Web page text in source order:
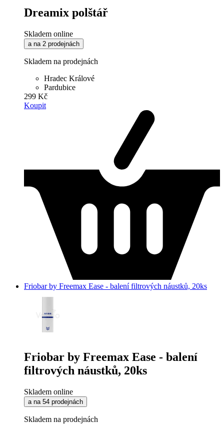
Dreamix polštář
Skladem online
a na 2 prodejnách
Skladem na prodejnách
Hradec Králové
Pardubice
299 Kč
Koupit
Friobar by Freemax Ease - balení filtrových náustků, 20ks
Friobar by Freemax Ease - balení
filtrových náustků, 20ks
Skladem online
a na 54 prodejnách
Skladem na prodejnách